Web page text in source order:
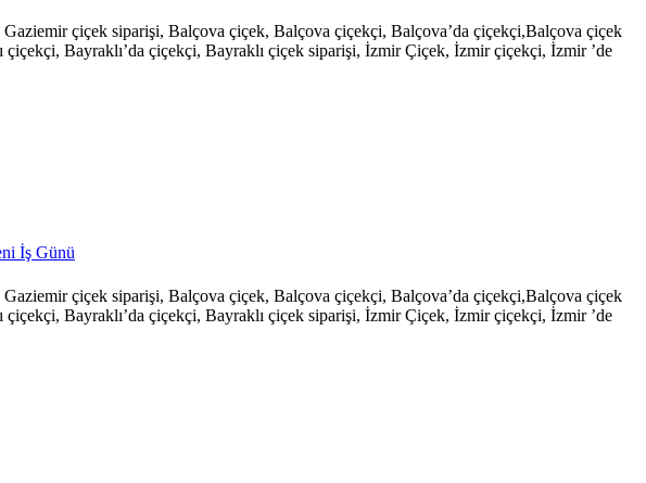
çiçek siparişi, Balçova çiçek, Balçova çiçekçi, Balçova’da çiçekçi,Balçova çiçek
Bayraklı’da çiçekçi, Bayraklı çiçek siparişi, İzmir Çiçek, İzmir çiçekçi, İzmir ’de
İş Günü
çiçek siparişi, Balçova çiçek, Balçova çiçekçi, Balçova’da çiçekçi,Balçova çiçek
Bayraklı’da çiçekçi, Bayraklı çiçek siparişi, İzmir Çiçek, İzmir çiçekçi, İzmir ’de